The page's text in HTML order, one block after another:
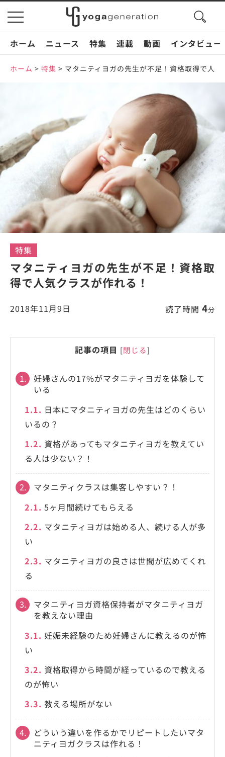
toggle
navigation
search
ホーム
ニュース 特集 連載 動画 インタビュー
ホーム > 特集 > マタニティヨガの先生が不足！資格取得で人
特集
マタニティヨガの先生が不足！資格取
得で人気クラスが作れる！
2018年11月9日 読了時間 4分
記事の項目 [閉じる]
1.
妊婦さんの17%がマタニティヨガを体験して
いる
1.1. 日本にマタニティヨガの先生はどのくらい
いるの？
1.2. 資格があってもマタニティヨガを教えてい
る人は少ない？！
2.
マタニティクラスは集客しやすい？！
2.1. 5ヶ月間続けてもらえる
2.2. マタニティヨガは始める人、続ける人が多
い
2.3. マタニティヨガの良さは世間が広めてくれ
る
3.
マタニティヨガ資格保持者がマタニティヨガ
を教えない理由
3.1. 妊娠未経験のため妊婦さんに教えるのが怖
い
3.2. 資格取得から時間が経っているので教える
のが怖い
3.3. 教える場所がない
4.
どういう違いを作るかでリピートしたいマタ
ニティヨガクラスは作れる！